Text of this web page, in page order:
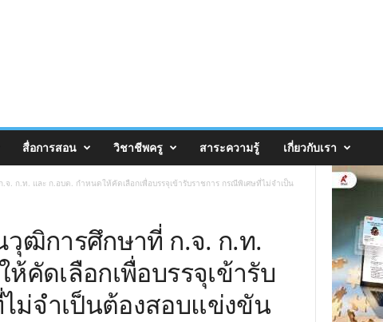
สื่อการสอน วิชาชีพครู สาระความรู้ เกี่ยวกับเรา
.​ ก.ท.​ และ​ ก.อบต.​ กำหนดให้คัดเลือกเพื่อบรรจุ​เข้ารับราชการ กรณีพิเศษ​ที่ไม่จำเป็น
ฒิ​การศึกษา​ที่​ ก.จ.​ ก.ท.​
คัดเลือกเพื่อบรรจุ​เข้ารับ
ม่จำเป็นต้องสอบแข่งขัน